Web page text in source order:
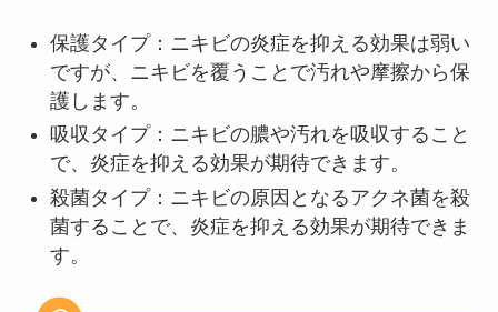
保護タイプ：ニキビの炎症を抑える効果は弱い
ですが、ニキビを覆うことで汚れや摩擦から保
護します。
吸収タイプ：ニキビの膿や汚れを吸収すること
で、炎症を抑える効果が期待できます。
殺菌タイプ：ニキビの原因となるアクネ菌を殺
菌することで、炎症を抑える効果が期待できま
す。